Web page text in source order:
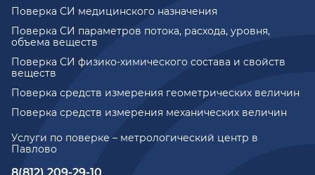
Услуги по поверке – метрологический центр в
Павлово
Поверка СИ медицинского назначения
Поверка СИ параметров потока, расхода, уровня,
объема веществ
Поверка СИ физико-химического состава и свойств
веществ
Поверка средств измерения геометрических величин
Поверка средств измерения механических величин